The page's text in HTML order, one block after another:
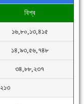
বিশ্ব
১৬,৮০,১৩,৪১৫
১৪,৯৩,৫৬,৭৪৮
৩৪,৮৮,২৩৭